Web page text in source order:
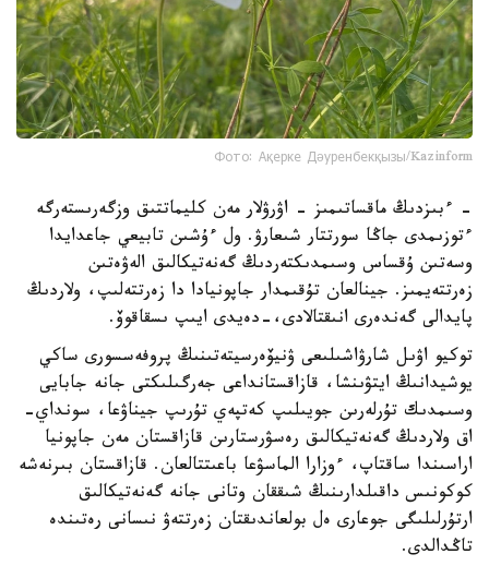
Фото: Ақерке Дәуренбекқызы/Kazinform
- ءبىزدىڭ ماقساتىمىز - اۋرۋلار مەن كليماتتىق وزگەرىستەرگە
ءتوزىمدى جاڭا سورتتار شىعارۋ. ول ءۇشىن تابيعي جاعدايدا
وسەتىن ۇقساس وسىمدىكتەردىڭ گەنەتيكالىق الەۋەتىن
زەرتتەيمىز. جينالعان تۇقىمدار جاپونيادا دا زەرتتەلىپ، ولاردىڭ
پايدالى گەندەرى انىقتالادى،-دەيدى ايىپ ىسقاقوۆ.
توكيو اۋىل شارۋاشىلىعى ۋنيۆەرسيتەتىنىڭ پروفەسسورى ساكي
يوشيدانىڭ ايتۋىنشا، قازاقستانداعى جەرگىلىكتى جانە جابايى
وسىمدىك تۇرلەرىن جويىلىپ كەتپەي تۇرىپ جيناۋعا، سونداي-
اق ولاردىڭ گەنەتيكالىق رەسۋرستارىن قازاقستان مەن جاپونيا
اراسىندا ساقتاپ، ءوزارا الماسۋعا باعىتتالعان. قازاقستان بىرنەشە
كوكونىس داقىلدارىنىڭ شىققان وتانى جانە گەنەتيكالىق
ارتۇرلىلىگى جوعارى ەل بولعاندىقتان زەرتتەۋ نىسانى رەتىندە
تاڭدالدى.